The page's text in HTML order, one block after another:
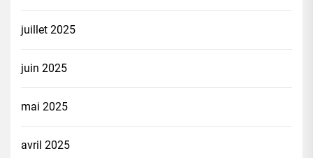
juillet 2025
juin 2025
mai 2025
avril 2025